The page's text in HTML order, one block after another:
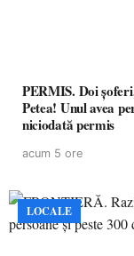
PERMIS. Doi
Petea! Unul avea
niciodată permis
acum 5 ore
LOCALE